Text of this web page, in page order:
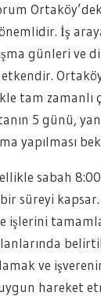
İş
günleri ve
tam zamanlı
5 günü,
yapılması
sabah
süreyi
işlerini
ve
hareket